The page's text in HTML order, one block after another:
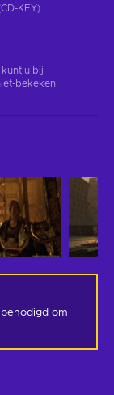
KEY)
u bij
bekeken
benodigd om